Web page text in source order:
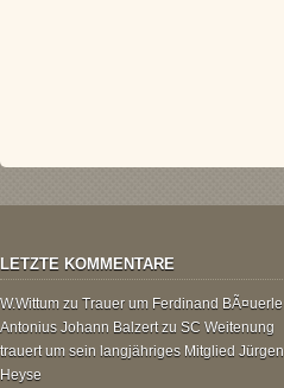
LETZTE KOMMENTARE
W.Wittum zu Trauer um Ferdinand BÃ¤uerle
Antonius Johann Balzertzu SC Weitenung
trauert um sein langjähriges Mitglied Jürgen
Heyse